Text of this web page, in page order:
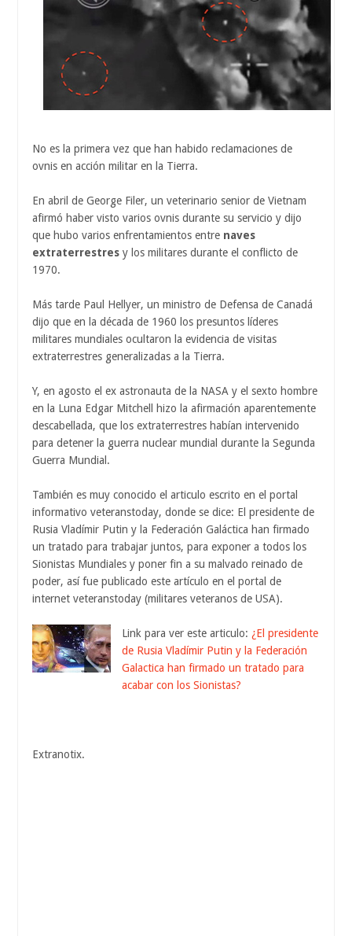
No es la primera vez que han habido reclamaciones de
ovnis en acción militar en la Tierra.
En abril de George Filer, un veterinario senior de Vietnam
afirmó haber visto varios ovnis durante su servicio y dijo
que hubo varios enfrentamientos entre naves
extraterrestres y los militares durante el conflicto de
1970.
Más tarde Paul Hellyer, un ministro de Defensa de Canadá
dijo que en la década de 1960 los presuntos líderes
militares mundiales ocultaron la evidencia de visitas
extraterrestres generalizadas a la Tierra.
Y, en agosto el ex astronauta de la NASA y el sexto hombre
en la Luna Edgar Mitchell hizo la afirmación aparentemente
descabellada, que los extraterrestres habían intervenido
para detener la guerra nuclear mundial durante la Segunda
Guerra Mundial.
También es muy conocido el articulo escrito en el portal
informativo veteranstoday, donde se dice: El presidente de
Rusia Vladímir Putin y la Federación Galáctica han firmado
un tratado para trabajar juntos, para exponer a todos los
Sionistas Mundiales y poner fin a su malvado reinado de
poder, así fue publicado este artículo en el portal de
internet veteranstoday (militares veteranos de USA).
Link para ver este articulo: ¿El presidente
de Rusia Vladímir Putin y la Federación
Galactica han firmado un tratado para
acabar con los Sionistas?
Extranotix.